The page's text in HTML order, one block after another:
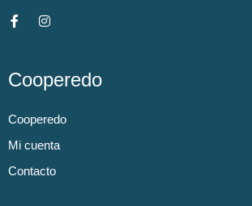
Cooperedo
Cooperedo
Mi cuenta
Contacto